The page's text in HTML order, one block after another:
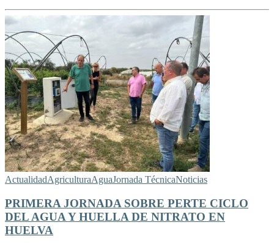
ActualidadAgriculturaAguaJornada TécnicaNoticias
PRIMERA JORNADA SOBRE PERTE CICLO
DEL AGUA Y HUELLA DE NITRATO EN
HUELVA